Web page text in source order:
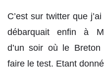
C’est sur twitter que
débarquait enfin à
d’un soir où le
faire le test. Etant